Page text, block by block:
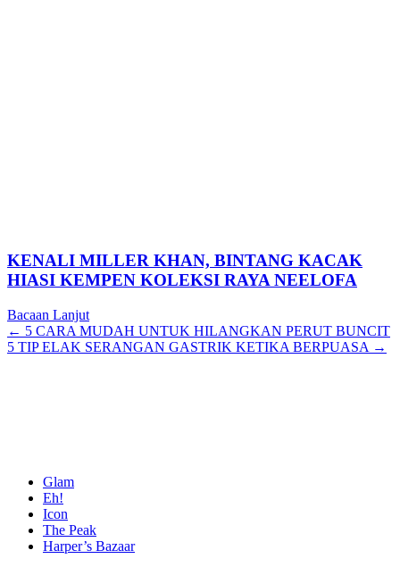
KENALI MILLER KHAN, BINTANG KACAK
HIASI KEMPEN KOLEKSI RAYA NEELOFA
Bacaan Lanjut
Posts
navigation
← 5 CARA MUDAH UNTUK HILANGKAN PERUT BUNCIT
5 TIP ELAK SERANGAN GASTRIK KETIKA BERPUASA →
Glam
Eh!
Icon
The Peak
Harper’s Bazaar